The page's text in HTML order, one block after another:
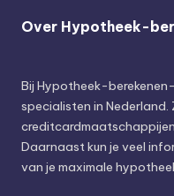
Over Hypotheek-
Bij Hypotheek-
specialisten in Nederland.
Daarnaast kun je veel
van je maximale